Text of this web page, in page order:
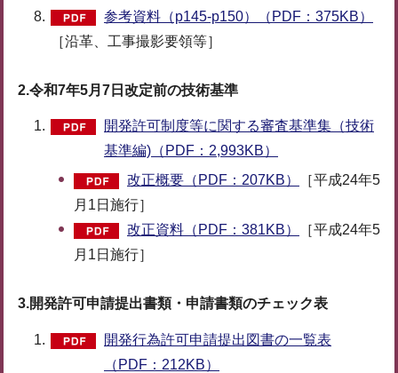
参考資料（p145-p150）（PDF：375KB）
［沿革、工事撮影要領等］
2.令和7年5月7日改定前の技術基準
開発許可制度等に関する審査基準集（技術
基準編)（PDF：2,993KB）
改正概要（PDF：207KB）
［平成24年5
月1日施行］
改正資料（PDF：381KB）
［平成24年5
月1日施行］
3.開発許可申請提出書類・申請書類のチェック表
開発行為許可申請提出図書の一覧表
（PDF：212KB）